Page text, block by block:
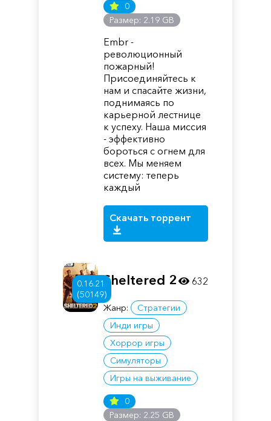
0
Размер: 2.19 GB
Embr -
революционный
пожарный!
Присоединяйтесь к
нам и спасайте жизни,
поднимаясь по
карьерной лестнице
к успеху. Наша миссия
- эффективно
бороться с огнем для
всех. Мы меняем
систему: теперь
каждый
Скачать торрент
0.16.21
(50149)
Sheltered 2
Жанр:
Стратегии
Инди игры
Хоррор игры
Симуляторы
Игры на выживание
0
Размер: 2.25 GB
632